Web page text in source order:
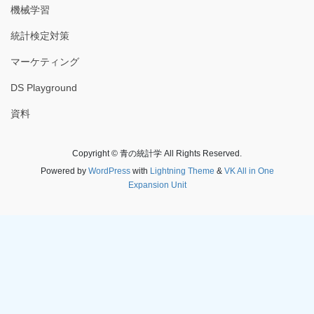
機械学習
統計検定対策
マーケティング
DS Playground
資料
Copyright © 青の統計学 All Rights Reserved.
Powered by WordPresswith Lightning Theme & VK All in One
Expansion Unit